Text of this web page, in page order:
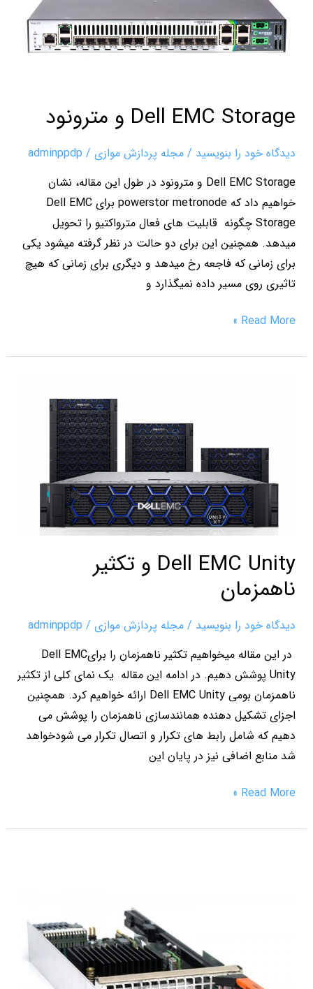
Dell EMC Storage و مترونود
دیدگاه‌ خود را بنویسید / مجله پردازش موازی/
adminppdp
Dell EMC Storage و مترونود در طول این مقاله، نشان
خواهیم داد که powerstor metronode برای Dell EMC
Storage چگونه قابلیت های فعال مترواکتیو را تحویل
میدهد. همچنین این برای دو حالت در نظر گرفته میشود یکی
برای زمانی که فاجعه رخ میدهد و دیگری برای زمانی که هیچ
تاثیری روی مسیر داده نمیگذارد و
مترونود
Read More »
Dell EMC Unity و تکثیر
ناهمزمان
دیدگاه‌ خود را بنویسید / مجله پردازش موازی/
adminppdp
در این مقاله میخواهیم تکثیر ناهمزمان را برایDell EMC
Unity پوشش دهیم. در ادامه این مقاله یک نمای کلی از تکثیر
ناهمزمان بومی Dell EMC Unity ارائه خواهیم کرد. همچنین
اجزای تشکیل دهنده همانندسازی ناهمزمان را پوشش می
دهیم که شامل رابط های تکرار و اتصال تکرار می شودخواهد
شد منابع اضافی نیز در پایان این
ناهمزمان
Read More »